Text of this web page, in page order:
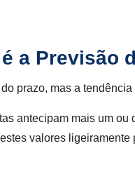
a Previsão
prazo, mas a
antecipam mais um ou
valores